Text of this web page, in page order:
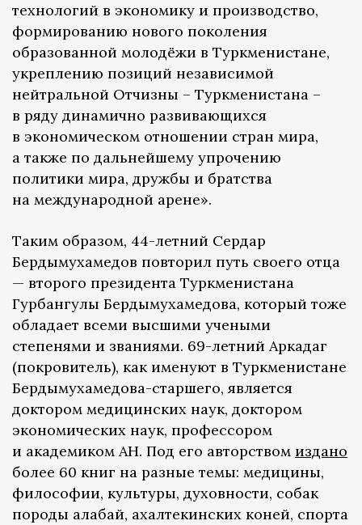
технологий в экономику и производство,
формированию нового поколения
образованной молодёжи в Туркменистане,
укреплению позиций независимой
нейтральной Отчизны – Туркменистана –
в ряду динамично развивающихся
в экономическом отношении стран мира,
а также по дальнейшему упрочению
политики мира, дружбы и братства
на международной арене».
Таким образом, 44-летний Сердар
Бердымухамедов повторил путь своего отца
— второго президента Туркменистана
Гурбангулы Бердымухамедова, который тоже
обладает всеми высшими учеными
степенями и званиями. 69-летний Аркадаг
(покровитель), как именуют в Туркменистане
Бердымухамедова-старшего, является
доктором медицинских наук, доктором
экономических наук, профессором
и академиком АН. Под его авторством издано
более 60 книг на разные темы: медицины,
философии, культуры, духовности, собак
породы алабай, ахалтекинских коней, спорта